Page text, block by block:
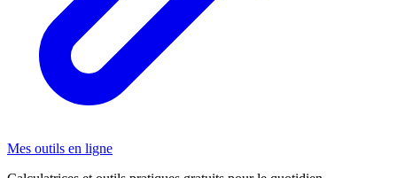
Mes outils en ligne